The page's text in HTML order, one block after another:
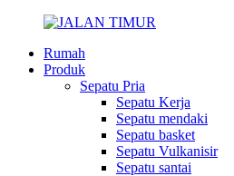
Rumah
Produk
Sepatu Pria
Sepatu Kerja
Sepatu mendaki
Sepatu basket
Sepatu Vulkanisir
Sepatu santai